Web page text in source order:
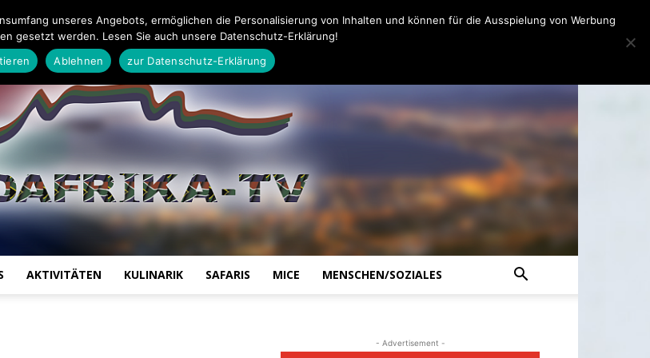
AKTIVITÄTEN KULINARIK SAFARIS MICE MENSCHEN/SOZIALES
- Advertisement -
unseres Angebots, ermöglichen die Personalisierung von Inhalten und können für die Ausspielung von Werbung
gesetzt werden. Lesen Sie auch unsere Datenschutz-Erklärung!
Ablehnen zur Datenschutz-Erklärung